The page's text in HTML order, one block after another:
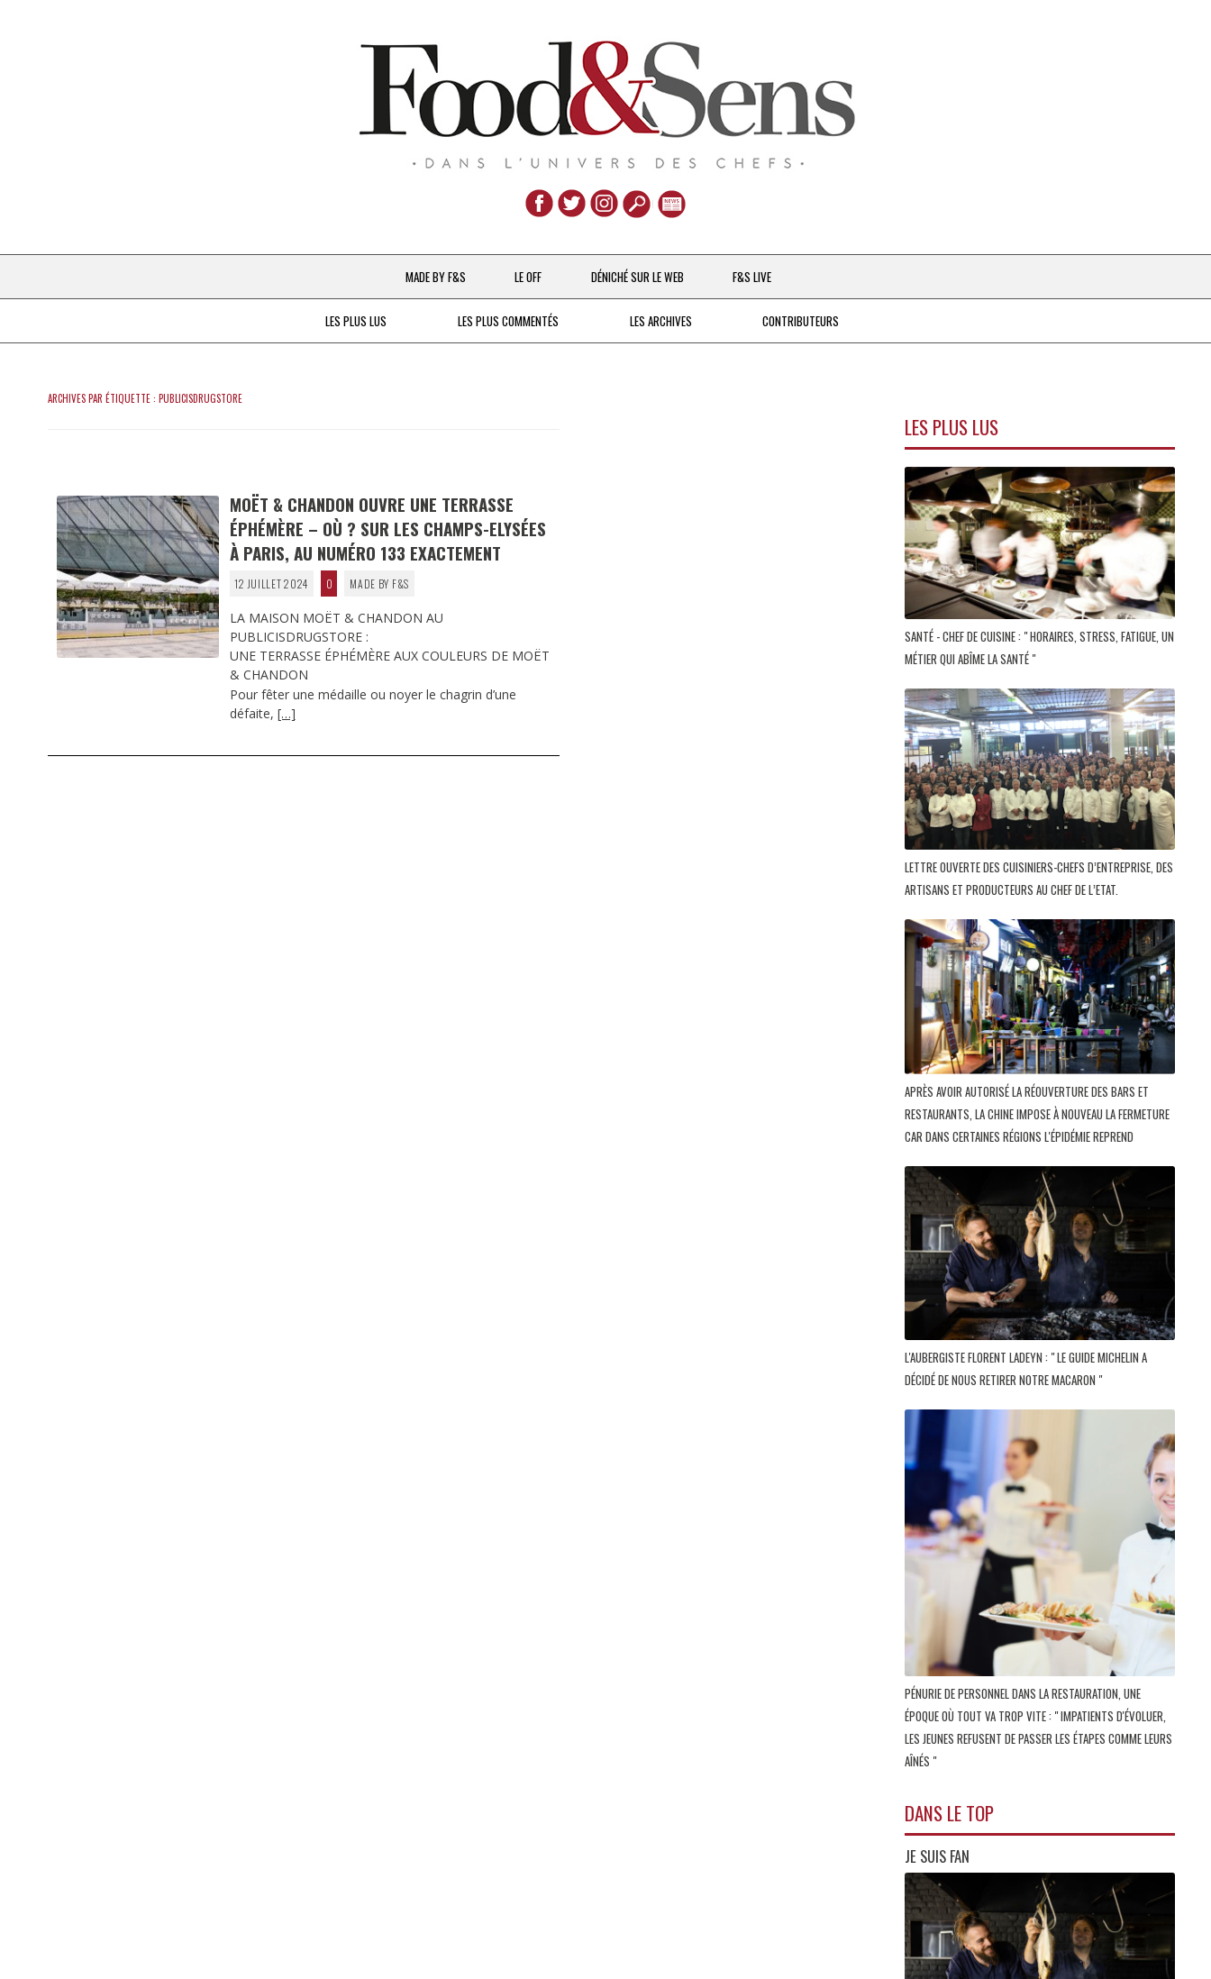
Aller
au
contenu
MADE BY F&S
CHEFS & ACTUALITÉS
LE OFF DÉNICHÉ SUR LE WEB F&S LIVE
LES PLUS LUS LES PLUS COMMENTÉS LES ARCHIVES CONTRIBUTEURS
ARCHIVES PAR ÉTIQUETTE : PUBLICISDRUGSTORE
MOËT & CHANDON OUVRE UNE TERRASSE
ÉPHÉMÈRE – OÙ ? SUR LES CHAMPS-ELYSÉES
À PARIS, AU NUMÉRO 133 EXACTEMENT
12 JUILLET 2024 0 MADE BY F&S
LA MAISON MOËT & CHANDON AU
PUBLICISDRUGSTORE :
UNE TERRASSE ÉPHÉMÈRE AUX COULEURS DE MOËT
& CHANDON
Pour fêter une médaille ou noyer le chagrin d’une
défaite, […]
LES PLUS LUS
SANTÉ - CHEF DE CUISINE : " HORAIRES, STRESS, FATIGUE, UN
MÉTIER QUI ABÎME LA SANTÉ "
LETTRE OUVERTE DES CUISINIERS-CHEFS D’ENTREPRISE, DES
ARTISANS ET PRODUCTEURS AU CHEF DE L’ETAT.
APRÈS AVOIR AUTORISÉ LA RÉOUVERTURE DES BARS ET
RESTAURANTS, LA CHINE IMPOSE À NOUVEAU LA FERMETURE
CAR DANS CERTAINES RÉGIONS L'ÉPIDÉMIE REPREND
L'AUBERGISTE FLORENT LADEYN : " LE GUIDE MICHELIN A
DÉCIDÉ DE NOUS RETIRER NOTRE MACARON "
PÉNURIE DE PERSONNEL DANS LA RESTAURATION, UNE
ÉPOQUE OÙ TOUT VA TROP VITE : " IMPATIENTS D'ÉVOLUER,
LES JEUNES REFUSENT DE PASSER LES ÉTAPES COMME LEURS
AÎNÉS "
DANS LE TOP
JE SUIS FAN